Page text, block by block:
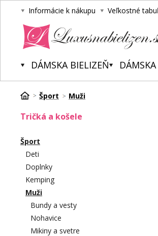
Informácie k nákupu Veľkostné
DÁMSKA BIELIZEŇ
Šport Muži
Tričká a košele
Šport
Deti
Doplnky
Kemping
Muži
Bundy a vesty
Nohavice
Mikiny a svetre